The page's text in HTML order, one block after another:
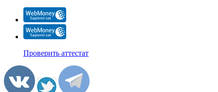
Проверить аттестат